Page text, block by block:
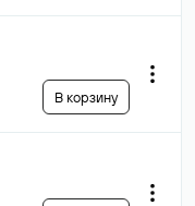
В корзину